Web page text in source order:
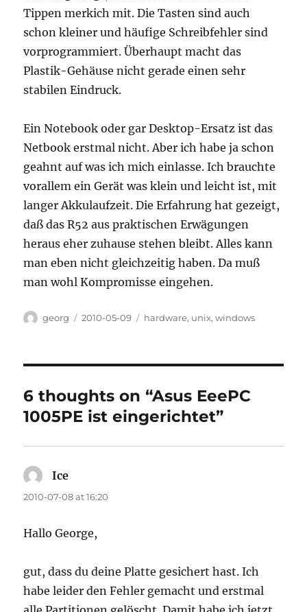
Tippen merkich mit. Die Tasten sind auch
schon kleiner und häufige Schreibfehler sind
vorprogrammiert. Überhaupt macht das
Plastik-Gehäuse nicht gerade einen sehr
stabilen Eindruck.
Ein Notebook oder gar Desktop-Ersatz ist das
Netbook erstmal nicht. Aber ich habe ja schon
geahnt auf was ich mich einlasse. Ich brauchte
vorallem ein Gerät was klein und leicht ist, mit
langer Akkulaufzeit. Die Erfahrung hat gezeigt,
daß das R52 aus praktischen Erwägungen
heraus eher zuhause stehen bleibt. Alles kann
man eben nicht gleichzeitig haben. Da muß
man wohl Kompromisse eingehen.
Author
georg
Posted
2010-05-09 Categories
hardware, unix,windows
6 thoughts on “Asus EeePC
1005PE ist eingerichtet”
Ice
2010-07-08 at 16:20
Hallo George,
gut, dass du deine Platte gesichert hast. Ich
habe leider den Fehler gemacht und erstmal